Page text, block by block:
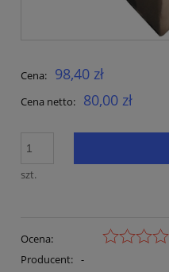
Cena: 98,40 zł
Cena netto: 80,00 zł
szt.
Ocena:
Producent: -